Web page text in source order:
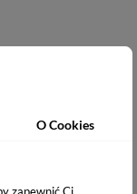
O Cookies
zapewnić Ci